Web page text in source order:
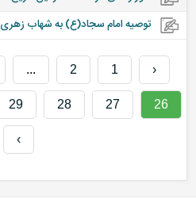
توصیه امام سجاد(ع) به شهاب زهری
‹
1
2
...
26
27
28
29
›